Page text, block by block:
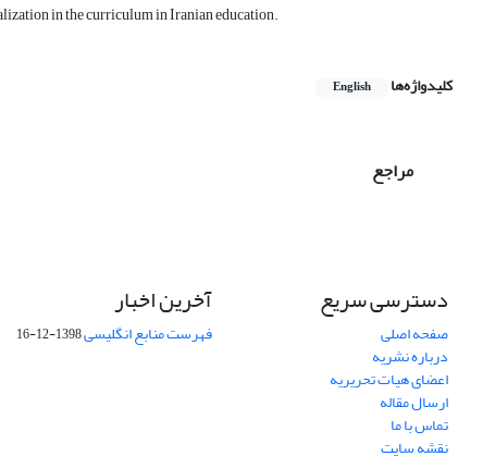
in the curriculum in Iranian education.
کلیدواژه‌ها English
مراجع
دسترسی سریع
صفحه اصلی
درباره نشریه
اعضای هیات تحریریه
ارسال مقاله
تماس با ما
نقشه سایت
آخرین اخبار
فهرست منابع انگلیسی1398-12-16